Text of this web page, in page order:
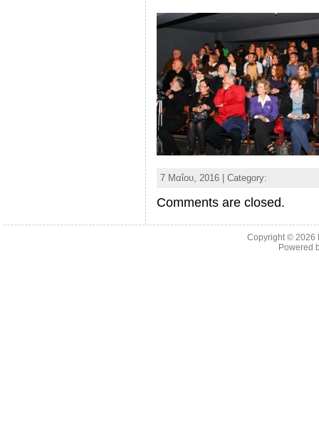
7 Μαΐου, 2016 | Category:
Comments are closed.
Copyright © 2026
Powered